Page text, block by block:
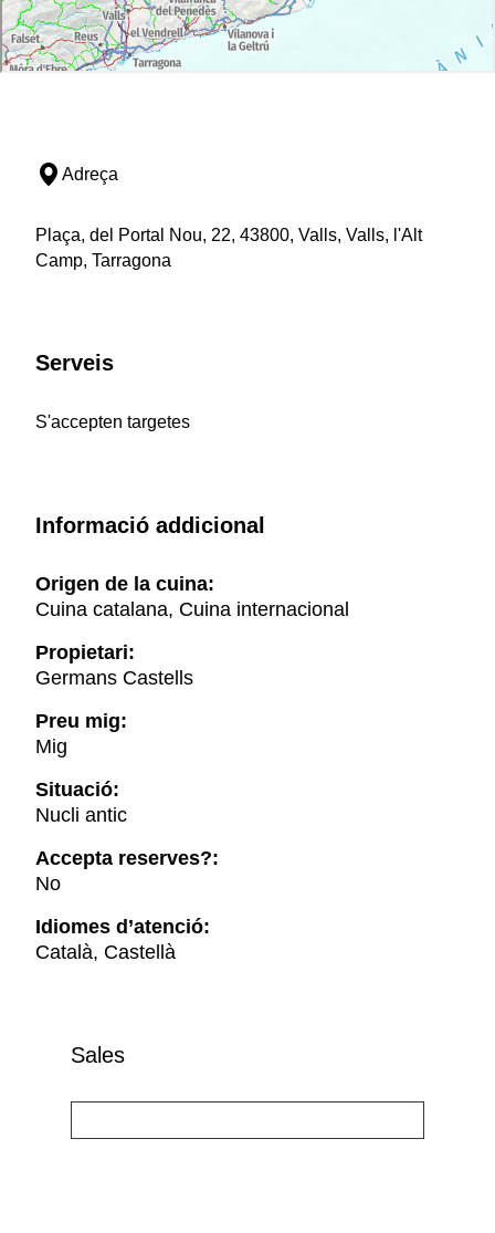
Adreça
Plaça, del Portal Nou, 22, 43800, Valls, Valls, l'Alt
Camp, Tarragona
Serveis
S'accepten targetes
Informació addicional
Origen de la cuina:
Cuina catalana, Cuina internacional
Propietari:
Germans Castells
Preu mig:
Mig
Situació:
Nucli antic
Accepta reserves?:
No
Idiomes d’atenció:
Català, Castellà
Sales